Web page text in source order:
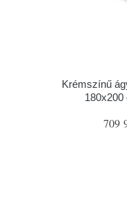
Krémszínű
709